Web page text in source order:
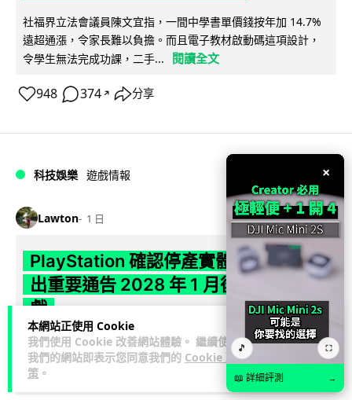
本網站正使用 Cookie
我們使用 Cookie 改善網站體驗。 繼續使用
我們的網站即表示您同意我們的 Cookie 政
策 。
社福界立法會議員陳文宜指，一間中學書單價錢按年加 14.7%
遠超通漲，令家長難以負擔。而且電子教材啟動碼這項設計，
令學生無法完成功課，二手...
閱讀全文
948 374 ↗ 分享
科技娛樂 遊戲情報
Lawton 1 日
PlayStation 確認停產實體光碟 包裝印
出重要通告 2028 年 1 月後不出光碟遊
戲
Sony 已在 PS5 主機包裝加貼提示貼紙，重申官方 7 月已公布
計劃：2028 年 1 月起停產新遊戲實體光碟。分析師預期 PS6
因此...
×
🎵 ⛶
📖 詳細評測 →